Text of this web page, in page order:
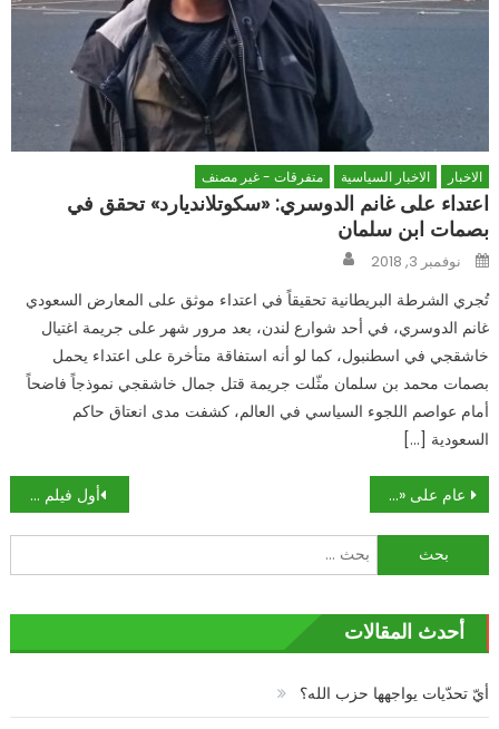
الاخبار الاخبار السياسية متفرقات - غير مصنف
اعتداء على غانم الدوسري: «سكوتلانديارد» تحقق في
بصمات ابن سلمان
Posted
onنوفمبر 3, 2018
تُجري الشرطة البريطانية تحقيقاً في اعتداء موثق على المعارض السعودي
غانم الدوسري، في أحد شوارع لندن، بعد مرور شهر على جريمة اغتيال
خاشقجي في اسطنبول، كما لو أنه استفاقة متأخرة على اعتداء يحمل
بصمات محمد بن سلمان مثّلت جريمة قتل جمال خاشقجي نموذجاً فاضحاً
أمام عواصم اللجوء السياسي في العالم، كشفت مدى انعتاق حاكم
السعودية […]
تصفّح
المقالات
أول فيلم على “نتفليكس” باللهجة العراقية عام على «حراك تشرين»: كأن شيئاً لم يحدث!
البحث
عن:
أحدث المقالات
أيّ تحدّيات يواجهها حزب الله؟